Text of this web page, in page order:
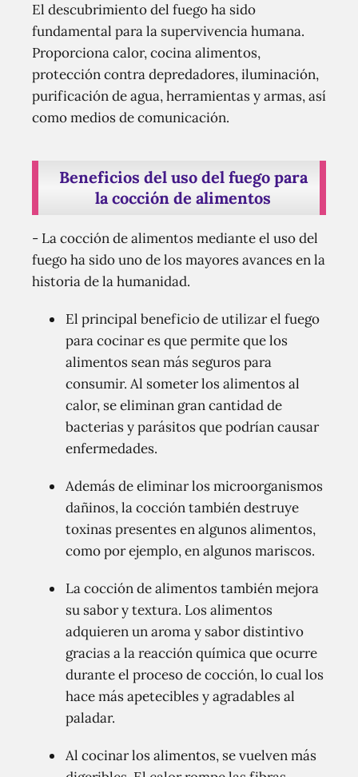
El descubrimiento del fuego ha sido
fundamental para la supervivencia humana.
Proporciona calor, cocina alimentos,
protección contra depredadores, iluminación,
purificación de agua, herramientas y armas, así
como medios de comunicación.
Beneficios del uso del fuego para
la cocción de alimentos
- La cocción de alimentos mediante el uso del
fuego ha sido uno de los mayores avances en la
historia de la humanidad.
El principal beneficio de utilizar el fuego
para cocinar es que permite que los
alimentos sean más seguros para
consumir. Al someter los alimentos al
calor, se eliminan gran cantidad de
bacterias y parásitos que podrían causar
enfermedades.
Además de eliminar los microorganismos
dañinos, la cocción también destruye
toxinas presentes en algunos alimentos,
como por ejemplo, en algunos mariscos.
La cocción de alimentos también mejora
su sabor y textura. Los alimentos
adquieren un aroma y sabor distintivo
gracias a la reacción química que ocurre
durante el proceso de cocción, lo cual los
hace más apetecibles y agradables al
paladar.
Al cocinar los alimentos, se vuelven más